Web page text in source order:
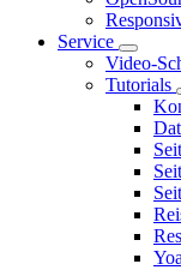
Service
Video-
Tutorials